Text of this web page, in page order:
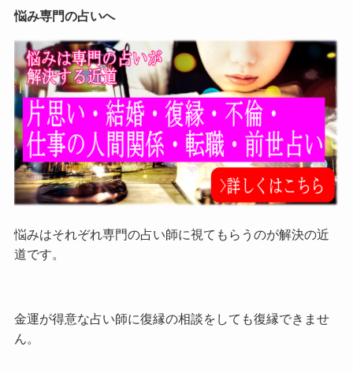
悩み専門の占いへ
悩みはそれぞれ専門の占い師に視てもらうのが解決の近
道です。
金運が得意な占い師に復縁の相談をしても復縁できませ
ん。